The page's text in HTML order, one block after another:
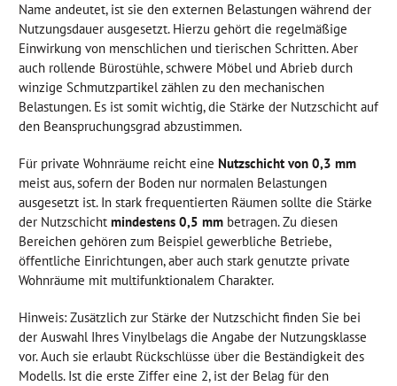
Name andeutet, ist sie den externen Belastungen während der
Nutzungsdauer ausgesetzt. Hierzu gehört die regelmäßige
Einwirkung von menschlichen und tierischen Schritten. Aber
auch rollende Bürostühle, schwere Möbel und Abrieb durch
winzige Schmutzpartikel zählen zu den mechanischen
Belastungen. Es ist somit wichtig, die Stärke der Nutzschicht auf
den Beanspruchungsgrad abzustimmen.
Für private Wohnräume reicht eine Nutzschicht von 0,3 mm
meist aus, sofern der Boden nur normalen Belastungen
ausgesetzt ist. In stark frequentierten Räumen sollte die Stärke
der Nutzschicht mindestens 0,5 mm betragen. Zu diesen
Bereichen gehören zum Beispiel gewerbliche Betriebe,
öffentliche Einrichtungen, aber auch stark genutzte private
Wohnräume mit multifunktionalem Charakter.
Hinweis: Zusätzlich zur Stärke der Nutzschicht finden Sie bei
der Auswahl Ihres Vinylbelags die Angabe der Nutzungsklasse
vor. Auch sie erlaubt Rückschlüsse über die Beständigkeit des
Modells. Ist die erste Ziffer eine 2, ist der Belag für den